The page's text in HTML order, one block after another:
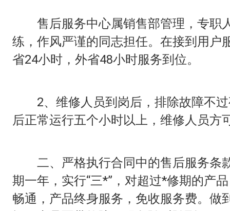
售后服务中心属销售部管理，专职
练，作风严谨的同志担任。在接到用户
省24小时，外省48小时服务到位。
2、维修人员到岗后，排除故障不过
后正常运行五个小时以上，维修人员方
二、严格执行合同中的售后服务条
期一年，实行“三*”，对超过*修期的产
畅通，产品终身服务，免收服务费。做